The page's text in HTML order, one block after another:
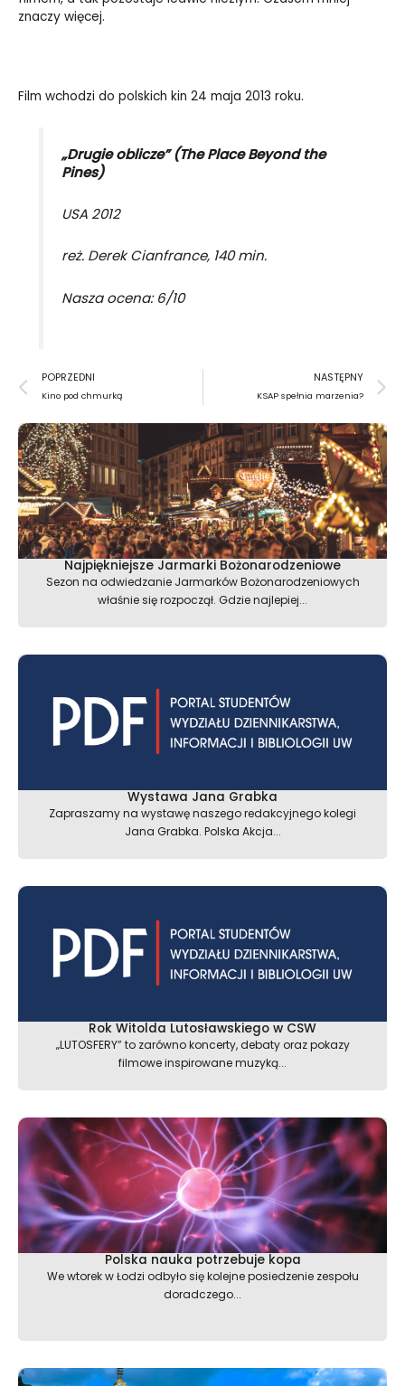
znaczy więcej.
Film wchodzi do polskich kin 24 maja 2013 roku.
„Drugie oblicze” (The Place Beyond the
Pines)
USA 2012
reż. Derek Cianfrance, 140 min.
Nasza ocena: 6/10
Prev
POPRZEDNI
Kino pod chmurką
NASTĘPNY
KSAP spełnia marzenia?
Najpiękniejsze Jarmarki Bożonarodzeniowe
Sezon na odwiedzanie Jarmarków Bożonarodzeniowych
właśnie się rozpoczął. Gdzie najlepiej...
Wystawa Jana Grabka
Zapraszamy na wystawę naszego redakcyjnego kolegi
Jana Grabka. Polska Akcja...
Rok Witolda Lutosławskiego w CSW
„LUTOSFERY” to zarówno koncerty, debaty oraz pokazy
filmowe inspirowane muzyką...
Polska nauka potrzebuje kopa
We wtorek w Łodzi odbyło się kolejne posiedzenie zespołu
doradczego...